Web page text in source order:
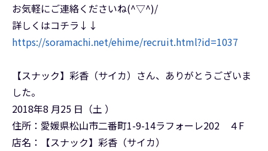
お気軽にご連絡くださいね(^▽^)/
詳しくはコチラ↓↓
https://soramachi.net/ehime/recruit.html?id=1037
【スナック】彩香（サイカ）さん、ありがとうございま
した。
2018年8 月25 日（土 ）
住所：愛媛県松山市二番町1-9-14ラフォーレ202 ４F
店名：【スナック】彩香（サイカ）